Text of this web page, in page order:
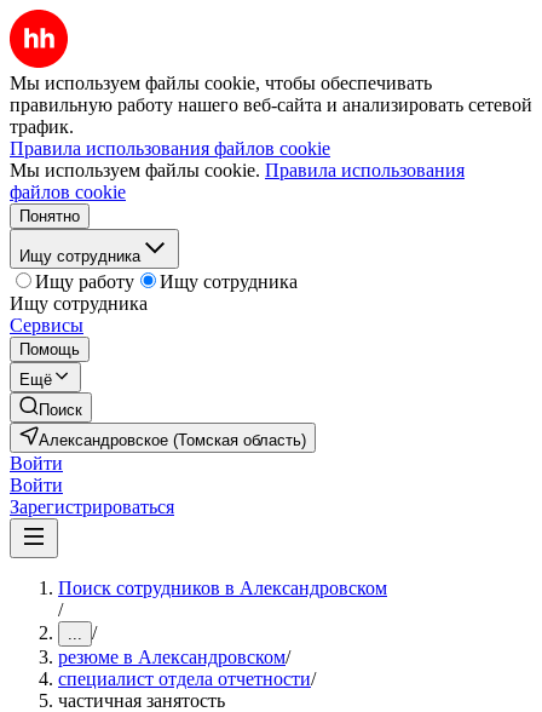
Мы используем файлы cookie, чтобы обеспечивать
правильную работу нашего веб-сайта и анализировать сетевой
трафик.
Правила использования файлов cookie
Мы используем файлы cookie. Правила использования
файлов cookie
Понятно
Ищу сотрудника
Ищу работу
Ищу сотрудника
Ищу сотрудника
Сервисы
Помощь
Ещё
Поиск
Александровское (Томская область)
Войти
Войти
Зарегистрироваться
Поиск сотрудников в Александровском
/
... /
резюме в Александровском/
специалист отдела отчетности/
частичная занятость